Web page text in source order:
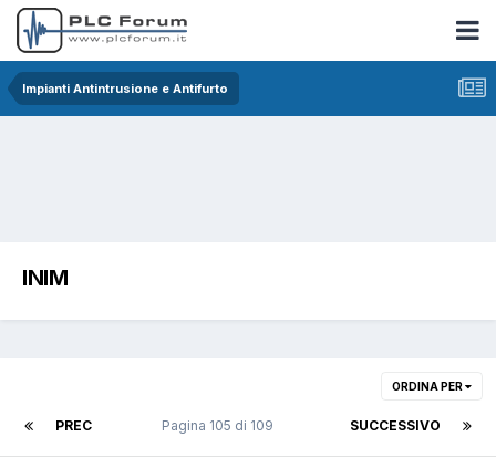
Impianti Antintrusione e Antifurto
INIM
ORDINA PER
PREC SUCCESSIVO
Pagina 105 di 109